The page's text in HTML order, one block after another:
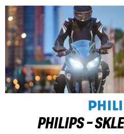
PHILIPS -